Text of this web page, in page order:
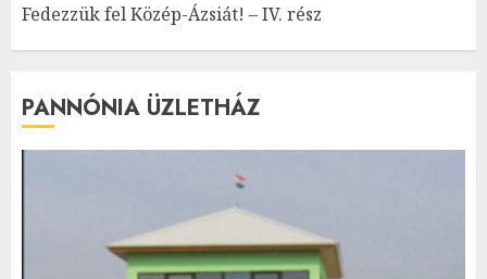
Fedezzük fel Közép-Ázsiát! – IV. rész
PANNÓNIA ÜZLETHÁZ